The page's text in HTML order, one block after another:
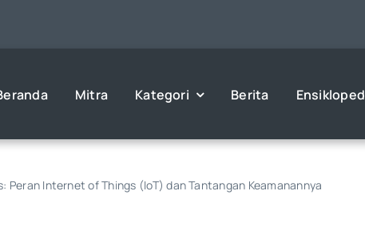
Mitra Kategori Berita
Peran Internet of Things (IoT) dan Tantangan Keamanannya